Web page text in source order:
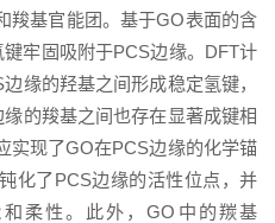
羧基官能团。基于GO表面的含
牢固吸附于PCS边缘。DFT计
缘的羟基之间形成稳定氢键，
的羧基之间也存在显著成键相
实现了GO在PCS边缘的化学锚
化了PCS边缘的活性位点，并
柔性。此外，GO中的羰基